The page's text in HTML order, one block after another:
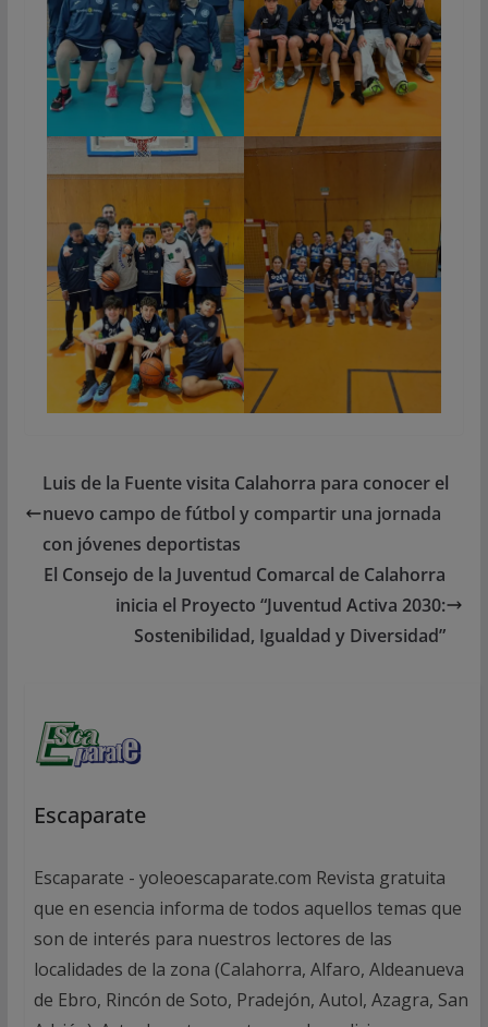
Luis de la Fuente visita Calahorra para conocer el
nuevo campo de fútbol y compartir una jornada
con jóvenes deportistas
El Consejo de la Juventud Comarcal de Calahorra
inicia el Proyecto “Juventud Activa 2030:
Sostenibilidad, Igualdad y Diversidad”
Escaparate
Escaparate - yoleoescaparate.com Revista gratuita
que en esencia informa de todos aquellos temas que
son de interés para nuestros lectores de las
localidades de la zona (Calahorra, Alfaro, Aldeanueva
de Ebro, Rincón de Soto, Pradejón, Autol, Azagra, San